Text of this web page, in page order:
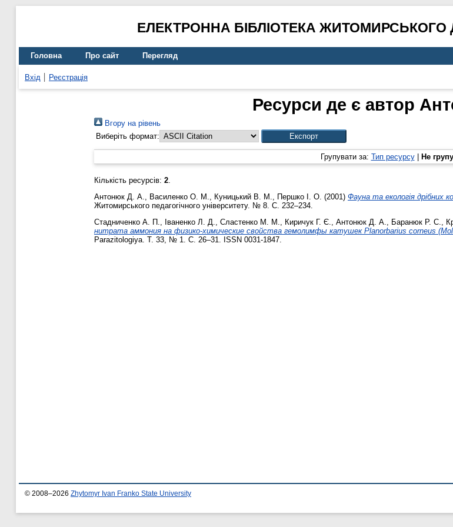
ЕЛЕКТРОННА БІБЛІОТЕКА
Головна Про сайт Перегляд
Вхід Реєстрація
Ресурси де є автор
Вгору на рівень
Виберіть формат:
Групувати за: Тип ресурсу| Не
Кількість ресурсів: 2.
Антонюк Д. А., Василенко О. М., Куницький В. М., Першко І. О. (2001) Фауна та екологія дрібних
Житомирського педагогічного університету. № 8. С. 232–234.
Стадниченко А. П.
Іваненко Л. Д. Сластенко М. М. Киричук Г. Є. Антонюк Д. А. Баранюк Р. С.
нитрата аммония на физико-химические свойства гемолимфы катушек Planorbarius corneus
Parazitologiya. Т. 33, № 1. С. 26–31. ISSN 0031-1847.
© 2008–2026 Zhytomyr Ivan Franko State University